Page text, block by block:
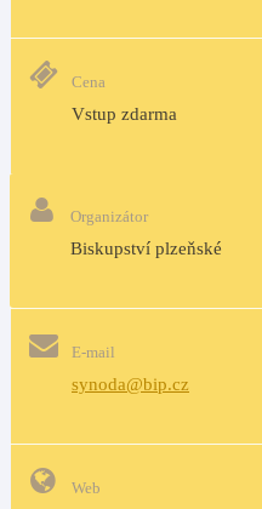
Cena
Vstup zdarma
Organizátor
Biskupství plzeňské
E-mail
synoda@bip.cz
Web